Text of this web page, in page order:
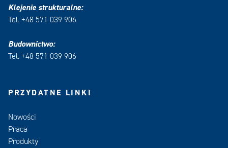
Klejenie strukturalne:
Tel. +48 571 039 906
Budownictwo:
Tel. +48 571 039 906
PRZYDATNE LINKI
Nowości
Praca
Produkty